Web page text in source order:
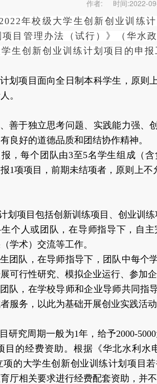
作者:
时间:2022-
年校级大学生创新创业训练
目管理办法（试行）》（华水
生创新创业训练计划项目的申报
划项目面向全日制本科学生，原则
。
善于独立思考问题、实践能力强、
良好的道德品质和团结协作精神。
，每个团队由3至5名学生组成（
1项项目，前期未结项者，原则上
划项目包括创新训练项目、创业训练
个人或团队，在导师指导下，自
学术）交流等工作。
团队，在导师指导下，团队中每个
可行性研究、模拟企业运行、参加
队，在学校导师和企业导师共同指
服务，以此为基础开展创业实践活动
研究周期一般为1年，给予2000-
目的经费资助。根据《华北水利
的大学生创新创业训练计划项目
厅相关要求进行经费配套资助，并